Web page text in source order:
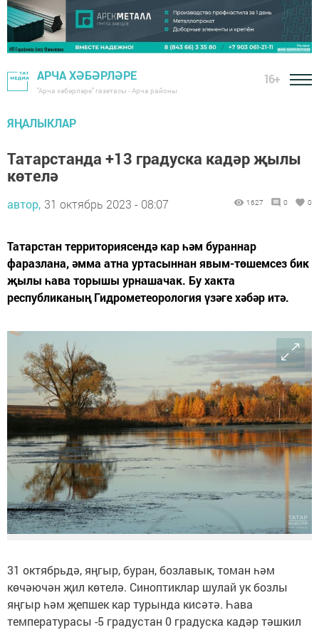
АРЧА ХӘБӘРЛӘРЕ
"Арча хәбәрләре" газетасы - Арча районы
16+
ЯҢАЛЫКЛАР
Татарстанда +13 градуска кадәр җылы
көтелә
автор, 31 октябрь 2023 - 08:07 1627 0 0
Татарстан территориясендә кар һәм бураннар
фаразлана, әмма атна уртасыннан явым-төшемсез бик
җылы һава торышы урнашачак. Бу хакта
республиканың Гидрометеорология үзәге хәбәр итә.
31 октябрьдә, яңгыр, буран, бозлавык, томан һәм
көчәючән җил көтелә. Синоптиклар шулай ук бозлы
яңгыр һәм җепшек кар турында кисәтә. Һава
температурасы -5 градустан 0 градуска кадәр тәшкил